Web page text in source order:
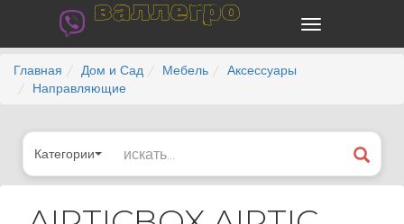
валлегро
Главная Дом и Сад Мебель
Аксессуары
Направляющие
Категории